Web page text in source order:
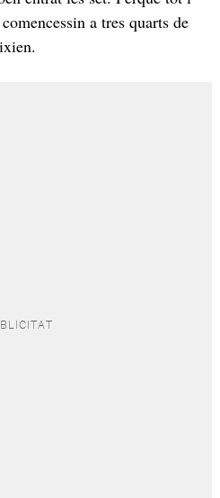
a tres quarts de